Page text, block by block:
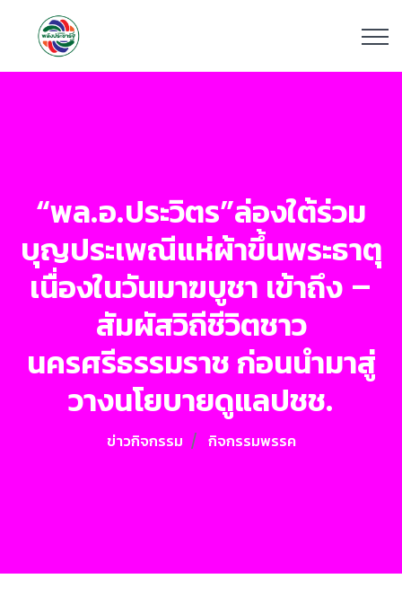
“พล.อ.ประวิตร”ล่องใต้ร่วม
บุญประเพณีแห่ผ้าขึ้นพระธาตุ
เนื่องในวันมาฆบูชา เข้าถึง –
สัมผัสวิถีชีวิตชาว
นครศรีธรรมราช ก่อนนำมาสู่
วางนโยบายดูแลปชช.
ข่าวกิจกรรม กิจกรรมพรรค